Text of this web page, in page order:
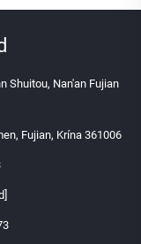
Nan'an Fujian
Fujian, Krína 361006